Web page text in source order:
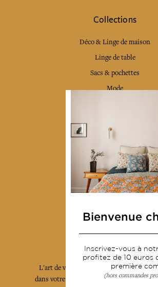
Collections
Déco & Linge de maison
Linge de table
Sacs & pochettes
Mode
Livraison & retour
CGV
Devenir revendeur
Notre communauté
L'art de vivre JAMINI raconté avec poésie
dans votre boîte mail. Inscrivez vous à
Bienvenue
Inscrivez-vous à
profitez de 10 euros
première
(hors commandes